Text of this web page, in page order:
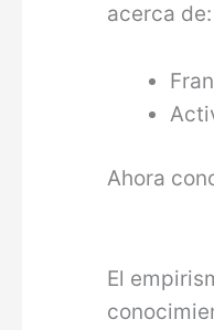
acerca de:
Ahora
El